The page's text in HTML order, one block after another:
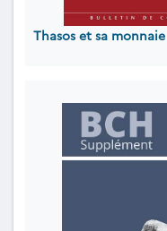
Thasos et sa monnaie